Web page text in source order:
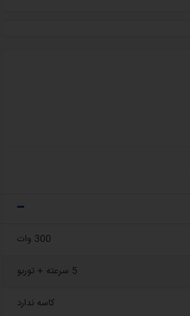
300 وات
5 سرعته + توربو
کاسه ندارد